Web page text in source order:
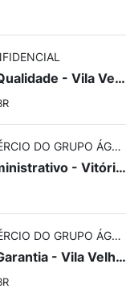
Analista de Qualidade - Vila Velha/ES
DIVISÃO COMÉRCIO DO GRUPO ÁGUIA BRANCA
Analista Administrativo - Vitória/ES
DIVISÃO COMÉRCIO DO GRUPO ÁGUIA BRANCA
Analista de Garantia - Vila Velha/ES